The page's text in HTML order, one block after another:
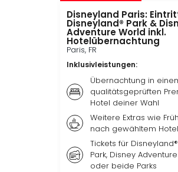
Disneyland Paris:
Disneyland® Park &
Adventure World inkl.
Hotelübernachtung
Paris, FR
Inklusivleistungen:
Übernachtung in
qualitätsgeprüften
Hotel deiner Wahl
Weitere Extras wie
nach gewähltem Hotel
Tickets für Disneyland®
Park, Disney
oder beide Parks